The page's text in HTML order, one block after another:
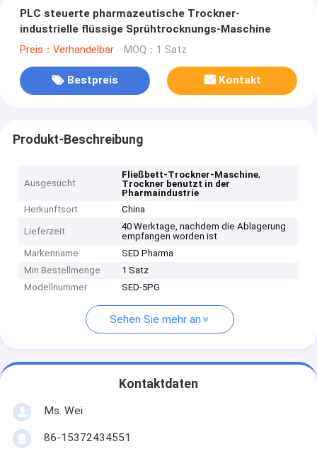
PLC steuerte pharmazeutische Trockner-
industrielle flüssige Sprühtrocknungs-Maschine
Preis：Verhandelbar MOQ：1 Satz
Bestpreis Kontakt
Produkt-Beschreibung
Ausgesucht
Fließbett-Trockner-Maschine,
Trockner benutzt in der
Pharmaindustrie
Herkunftsort
China
Lieferzeit
40 Werktage, nachdem die Ablagerung
empfangen worden ist
Markenname
SED Pharma
Min Bestellmenge
1 Satz
Modellnummer
SED-5PG
Sehen Sie mehr an
Kontaktdaten
Ms. Wei
86-15372434551